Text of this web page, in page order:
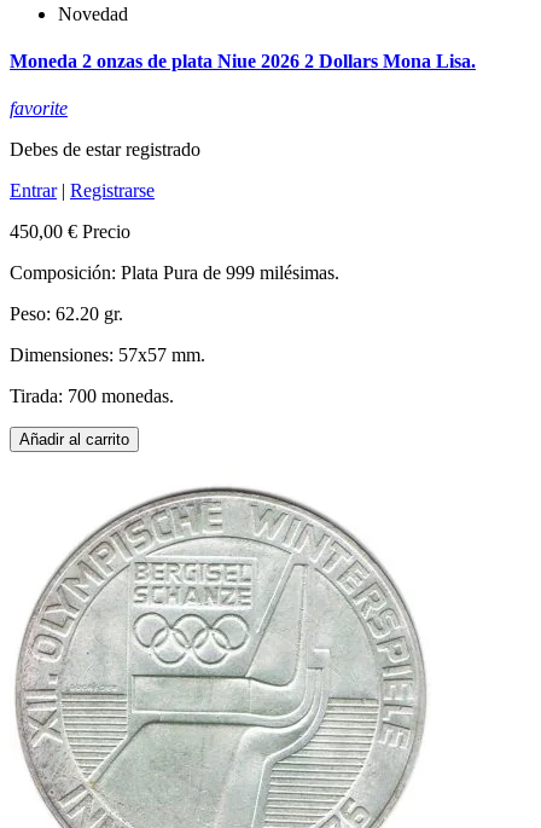
Novedad
Moneda 2 onzas de plata Niue 2026 2 Dollars Mona Lisa.
favorite
Debes de estar registrado
Entrar| Registrarse
450,00 € Precio
Composición: Plata Pura de 999 milésimas.
Peso: 62.20 gr.
Dimensiones: 57x57 mm.
Tirada: 700 monedas.
Añadir al carrito